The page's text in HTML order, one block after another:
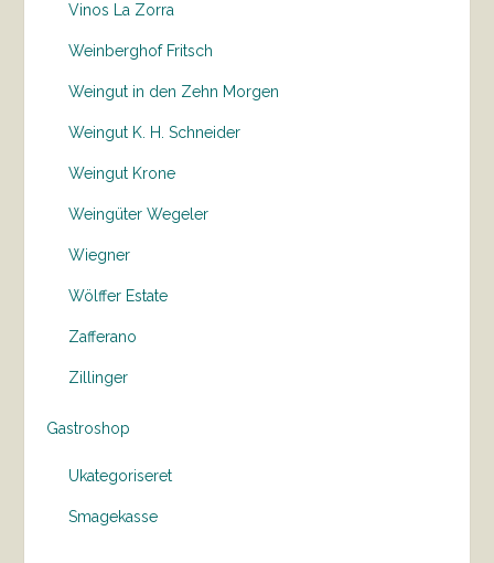
Vinos La Zorra
Weinberghof Fritsch
Weingut in den Zehn Morgen
Weingut K. H. Schneider
Weingut Krone
Weingüter Wegeler
Wiegner
Wölffer Estate
Zafferano
Zillinger
Gastroshop
Ukategoriseret
Smagekasse